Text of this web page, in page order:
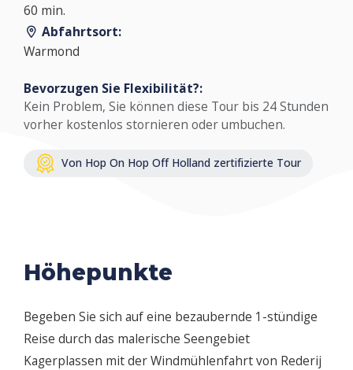
60 min.
Abfahrtsort:
Warmond
Bevorzugen Sie Flexibilität?:
Kein Problem, Sie können diese Tour bis 24 Stunden
vorher kostenlos stornieren oder umbuchen.
Von Hop On Hop Off Holland zertifizierte Tour
Höhepunkte
Begeben Sie sich auf eine bezaubernde 1-stündige
Reise durch das malerische Seengebiet
Kagerplassen mit der Windmühlenfahrt von Rederij